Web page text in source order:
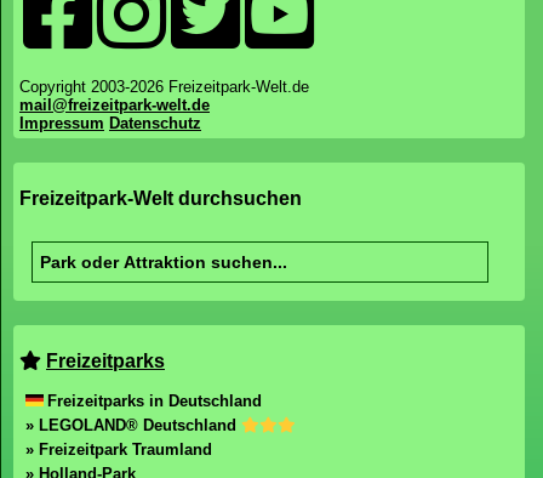
Copyright 2003-2026 Freizeitpark-Welt.de
mail@freizeitpark-welt.de
Impressum Datenschutz
Freizeitpark-Welt durchsuchen
Freizeitparks
Freizeitparks in Deutschland
» LEGOLAND® Deutschland
» Freizeitpark Traumland
» Holland-Park